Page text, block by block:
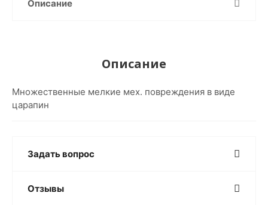
Описание
Описание
Множественные мелкие мех. повреждения в виде
царапин
Задать вопрос
Отзывы